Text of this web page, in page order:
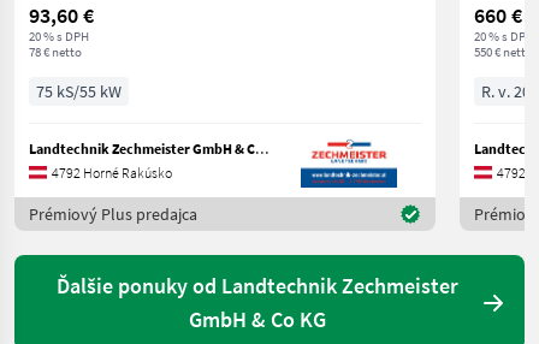
93,60 €
20 % s DPH
78 € netto
75 kS/55 kW
Landtechnik Zechmeister GmbH & Co KG
4792 Horné Rakúsko
Prémiový Plus predajca
660 €
20 % s DPH
550 € netto
R. v.
4792
Ďalšie ponuky od Landtechnik Zechmeister
GmbH & Co KG